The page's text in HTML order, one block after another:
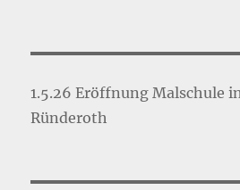
1.5.26 Eröffnung Malschule
Ründeroth